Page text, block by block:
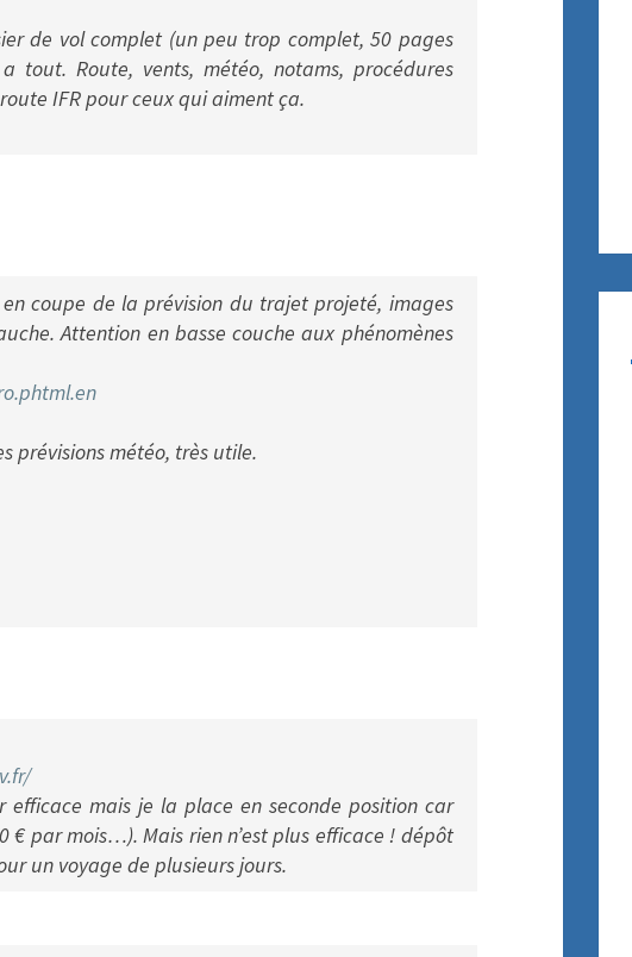
de vol complet (un peu trop complet, 50 pages
Route, vents, météo, notams, procédures
IFR pour ceux qui aiment ça.
coupe de la prévision du trajet projeté, images
Attention en basse couche aux phénomènes
prévisions météo, très utile.
efficace mais je la place en seconde position car
€ par mois…). Mais rien n’est plus efficace ! dépôt
un voyage de plusieurs jours.